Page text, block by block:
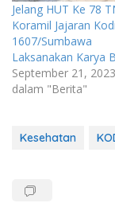
Jelang HUT Ke 78
Koramil Jajaran
1607/Sumbawa
Laksanakan Karya
September 21, 2023
dalam "Berita"
Kesehatan